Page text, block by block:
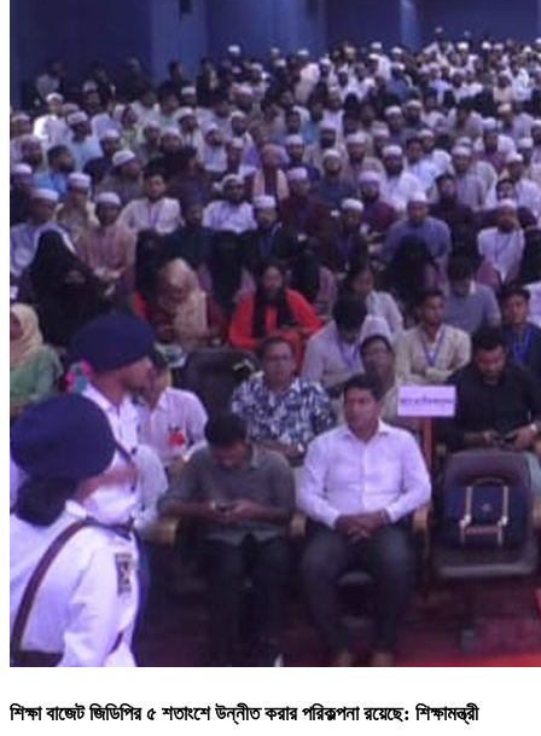
শিক্ষা বাজেট জিডিপির ৫ শতাংশে উন্নীত করার পরিকল্পনা রয়েছে: শিক্ষামন্ত্রী